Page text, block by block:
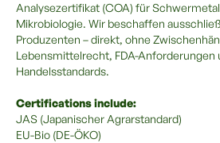
Analysezertifikat (COA) für
Mikrobiologie. Wir beschaffen
Produzenten – direkt, ohne
Lebensmittelrecht, FDA-Anforderungen
Handelsstandards.
Certifications include:
JAS (Japanischer Agrarstandard)
EU-Bio (DE-ÖKO)